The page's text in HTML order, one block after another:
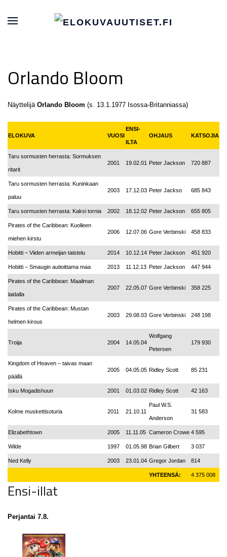
Orlando Bloom
Näyttelijä Orlando Bloom (s. 13.1.1977 Isossa-Britanniassa)
ELOKUVA VUOSI
ENSI-
ILTA
OHJAUS KATSOJIA
Taru sormusten herrasta: Sormuksen
ritarit
2001 19.02.01 Peter Jackson 720 887
Taru sormusten herrasta: Kuninkaan
paluu
2003 17.12.03 Peter Jackso 685 843
Taru sormusten herrasta: Kaksi tornia 2002 18.12.02 Peter Jackson 655 805
Pirates of the Caribbean: Kuolleen
miehen kirstu
2006 12.07.06 Gore Verbinski 458 833
Hobitti – Viiden armeijan taistelu 2014 10.12.14 Peter Jackson 451 920
Hobitti – Smaugin autioittama maa 2013 11.12.13 Peter Jackson 447 944
Pirates of the Caribbean: Maailman
laidalla
2007 22.05.07 Gore Verbinski 358 225
Pirates of the Caribbean: Mustan
helmen kirous
2003 29.08.03 Gore Verbinski 248 198
Troija 2004 14.05.04
Wolfgang
Petersen
179 930
Kingdom of Heaven – taivas maan
päällä
2005 04.05.05 Ridley Scott 85 231
Isku Mogadishuun 2001 01.03.02 Ridley Scott 42 163
Kolme muskettisoturia 2011 21.10.11
Paul W.S.
Anderson
31 583
Elizabethtown 2005 11.11.05 Cameron Crowe 4 595
Wilde 1997 01.05.98 Brian Gilbert 3 037
Ned Kelly 2003 23.01.04 Gregor Jordan 814
YHTEENSÄ: 4 375 008
Ensi-illat
Perjantai 7.8.